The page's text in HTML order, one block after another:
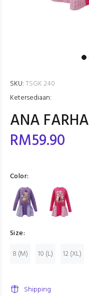
SKU:TSGK 240
Ketersediaan:
ANA FARHA
RM59.90
Color:
Size:
8 (M)
10 (L) 12 (XL)
Shipping